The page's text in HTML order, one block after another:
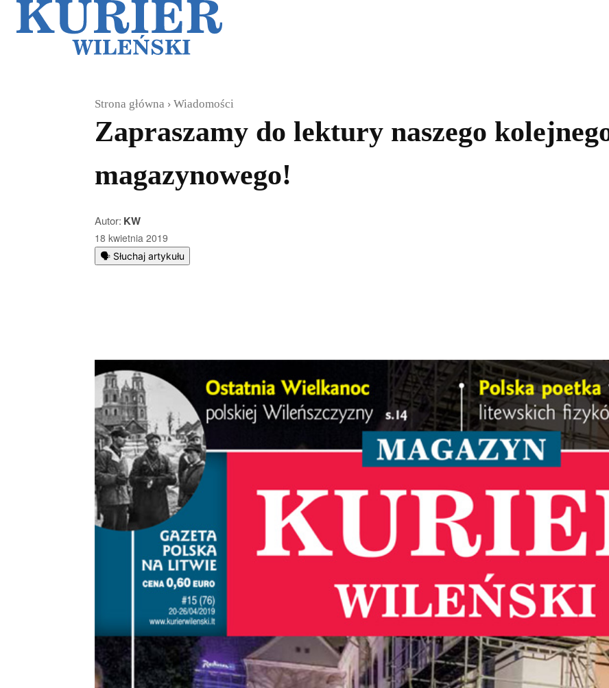
Strona główna Wiadomości
Zapraszamy do lektury naszego
magazynowego!
Autor: KW
18 kwietnia 2019
🗣️ Słuchaj artykułu